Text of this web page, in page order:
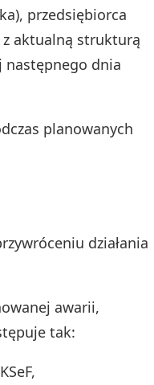
przedsiębiorca
aktualną strukturą
następnego dnia
planowanych
działania
awarii,
tak: